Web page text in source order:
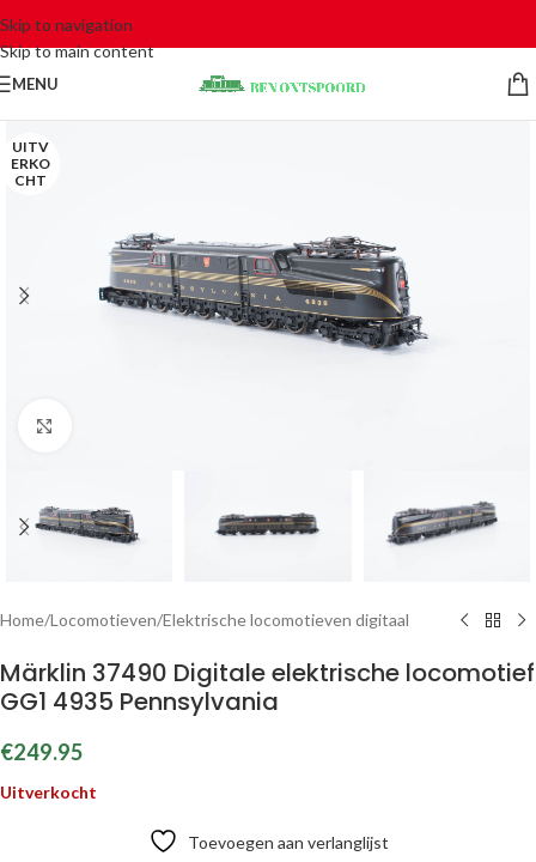
Skip to navigation
Skip to main content
MENU
UITV
ERKO
CHT
Home/Locomotieven/Elektrische locomotieven digitaal
Märklin 37490 Digitale elektrische locomotief
GG1 4935 Pennsylvania
€249.95
Uitverkocht
Toevoegen aan verlanglijst